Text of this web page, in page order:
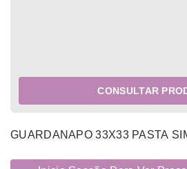
CONSULTAR
GUARDANAPO 33X33 PASTA